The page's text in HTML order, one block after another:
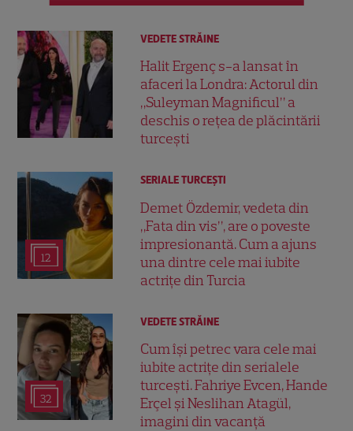
VEDETE STRĂINE
Halit Ergenç s-a lansat în
afaceri la Londra: Actorul din
„Suleyman Magnificul” a
deschis o rețea de plăcintării
turcești
12
SERIALE TURCEŞTI
Demet Özdemir, vedeta din
„Fata din vis”, are o poveste
impresionantă. Cum a ajuns
una dintre cele mai iubite
actrițe din Turcia
32
VEDETE STRĂINE
Cum își petrec vara cele mai
iubite actrițe din serialele
turcești. Fahriye Evcen, Hande
Erçel și Neslihan Atagül,
imagini din vacanță